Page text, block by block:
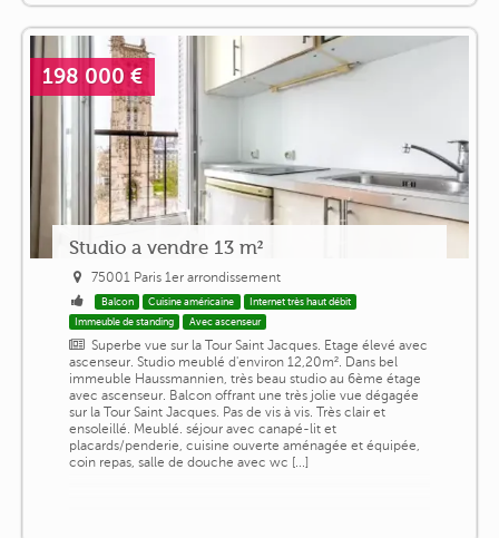
198 000 €
Studio a vendre 13 m²
75001 Paris 1er arrondissement
Balcon Cuisine américaine
Internet très haut débit
Immeuble de standing
Avec ascenseur
Superbe vue sur la Tour Saint Jacques. Etage élevé avec
ascenseur. Studio meublé d'environ 12,20m². Dans bel
immeuble Haussmannien, très beau studio au 6ème étage
avec ascenseur. Balcon offrant une très jolie vue dégagée
sur la Tour Saint Jacques. Pas de vis à vis. Très clair et
ensoleillé. Meublé. séjour avec canapé-lit et
placards/penderie, cuisine ouverte aménagée et équipée,
coin repas, salle de douche avec wc [...]